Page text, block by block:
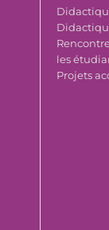
les
Projets